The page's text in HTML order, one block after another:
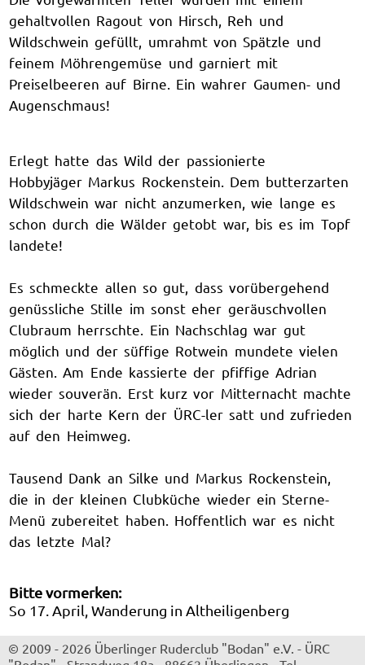
gehaltvollen Ragout von Hirsch, Reh und
Wildschwein gefüllt, umrahmt von Spätzle und
feinem Möhrengemüse und garniert mit
Preiselbeeren auf Birne. Ein wahrer Gaumen- und
Augenschmaus!
Erlegt hatte das Wild der passionierte
Hobbyjäger Markus Rockenstein. Dem butterzarten
Wildschwein war nicht anzumerken, wie lange es
schon durch die Wälder getobt war, bis es im Topf
landete!
Es schmeckte allen so gut, dass vorübergehend
genüssliche Stille im sonst eher geräuschvollen
Clubraum herrschte. Ein Nachschlag war gut
möglich und der süffige Rotwein mundete vielen
Gästen. Am Ende kassierte der pfiffige Adrian
wieder souverän. Erst kurz vor Mitternacht machte
sich der harte Kern der ÜRC-ler satt und zufrieden
auf den Heimweg.
Tausend Dank an Silke und Markus Rockenstein,
die in der kleinen Clubküche wieder ein Sterne-
Menü zubereitet haben. Hoffentlich war es nicht
das letzte Mal?
Bitte vormerken:
So 17. April, Wanderung in Altheiligenberg
© 2009 - 2026 Überlinger Ruderclub "Bodan" e.V. - ÜRC